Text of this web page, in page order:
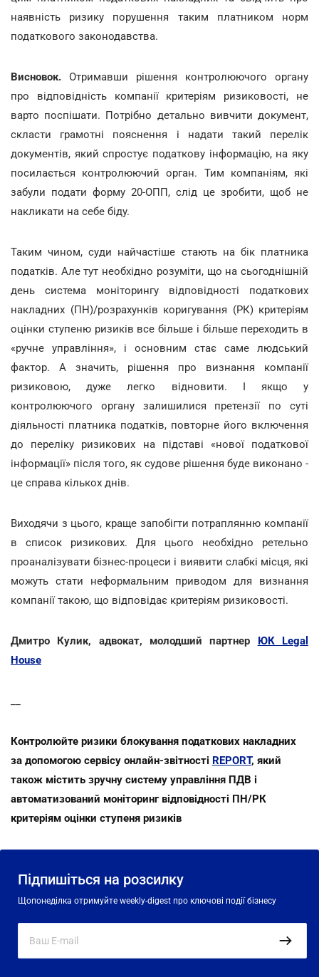
наявність ризику порушення таким платником норм
податкового законодавства.
Висновок. Отримавши рішення контролюючого органу
про відповідність компанії критеріям ризиковості, не
варто поспішати. Потрібно детально вивчити документ,
скласти грамотні пояснення і надати такий перелік
документів, який спростує податкову інформацію, на яку
посилається контролюючий орган. Тим компаніям, які
забули подати форму 20-ОПП, слід це зробити, щоб не
накликати на себе біду.
Таким чином, суди найчастіше стають на бік платника
податків. Але тут необхідно розуміти, що на сьогоднішній
день система моніторингу відповідності податкових
накладних (ПН)/розрахунків коригування (РК) критеріям
оцінки ступеню ризиків все більше і більше переходить в
«ручне управління», і основним стає саме людський
фактор. А значить, рішення про визнання компанії
ризиковою, дуже легко відновити. І якщо у
контролюючого органу залишилися претензії по суті
діяльності платника податків, повторне його включення
до переліку ризикових на підставі «нової податкової
інформації» після того, як судове рішення буде виконано -
це справа кількох днів.
Виходячи з цього, краще запобігти потраплянню компанії
в список ризикових. Для цього необхідно ретельно
проаналізувати бізнес-процеси і виявити слабкі місця, які
можуть стати неформальним приводом для визнання
компанії такою, що відповідає критеріям ризиковості.
Дмитро Кулик, адвокат, молодший партнер ЮК Legal
House
Контролюйте ризики блокування податкових накладних
за допомогою сервісу онлайн-звітності REPORT, який
також містить зручну систему управління ПДВ і
автоматизований моніторинг відповідності ПН/РК
критеріям оцінки ступеня ризиків
Підпишіться на розсилку
Щопонеділка отримуйте weekly-digest про ключові події бізнесу